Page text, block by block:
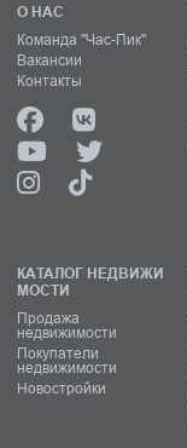
О НАС
Команда "Час-Пик"
Вакансии
Контакты
КАТАЛОГ НЕДВИЖИ
МОСТИ
Продажа
недвижимости
Покупатели
недвижимости
Новостройки